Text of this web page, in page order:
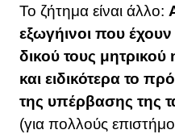
Το ζήτημα είναι άλλο:
εξωγήινοι που
δικού τους
και ειδικότερα το
της υπέρβασης της
(για πολλούς